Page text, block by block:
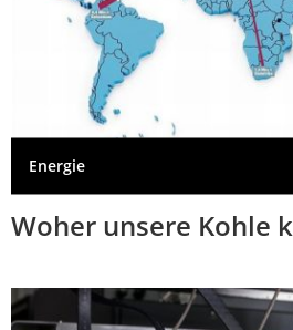
Energie
Woher unsere Kohle